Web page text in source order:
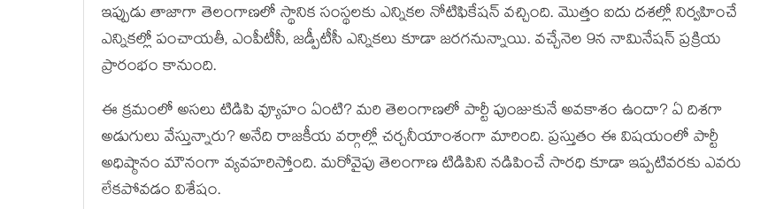
ఇప్పుడు తాజాగా తెలంగాణలో స్థానిక సంస్థలకు ఎన్నికల నోటిఫికేషన్ వచ్చింది. మొత్తం ఐదు దశల్లో నిర్వహించే
ఎన్నికల్లో పంచాయతీ, ఎంపీటీసీ, జడ్పీటీసీ ఎన్నికలు కూడా జరగనున్నాయి. వచ్చేనెల 9న నామినేషన్ ప్రక్రియ
ప్రారంభం కానుంది.
ఈ క్రమంలో అసలు టిడిపి వ్యూహం ఏంటి? మరి తెలంగాణలో పార్టీ పుంజుకునే అవకాశం ఉందా? ఏ దిశగా
అడుగులు వేస్తున్నారు? అనేది రాజకీయ వర్గాల్లో చర్చనీయాంశంగా మారింది. ప్రస్తుతం ఈ విషయంలో పార్టీ
అధిష్ఠానం మౌనంగా వ్యవహరిస్తోంది. మరోవైపు తెలంగాణ టిడిపిని నడిపించే సారధి కూడా ఇప్పటివరకు ఎవరు
లేకపోవడం విశేషం.